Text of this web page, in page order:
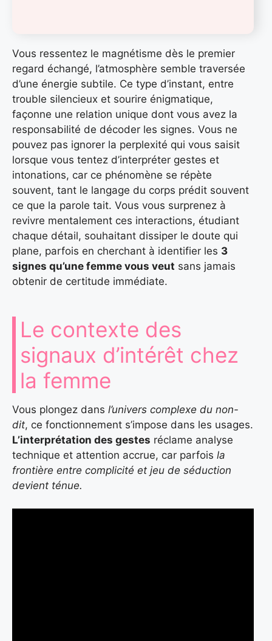
Vous ressentez le magnétisme dès le premier
regard échangé, l’atmosphère semble traversée
d’une énergie subtile. Ce type d’instant, entre
trouble silencieux et sourire énigmatique,
façonne une relation unique dont vous avez la
responsabilité de décoder les signes. Vous ne
pouvez pas ignorer la perplexité qui vous saisit
lorsque vous tentez d’interpréter gestes et
intonations, car ce phénomène se répète
souvent, tant le langage du corps prédit souvent
ce que la parole tait. Vous vous surprenez à
revivre mentalement ces interactions, étudiant
chaque détail, souhaitant dissiper le doute qui
plane, parfois en cherchant à identifier les 3
signes qu’une femme vous veut sans jamais
obtenir de certitude immédiate.
Le contexte des
signaux d’intérêt chez
la femme
Vous plongez dans l’univers complexe du non-
dit, ce fonctionnement s’impose dans les usages.
L’interprétation des gestes réclame analyse
technique et attention accrue, car parfois la
frontière entre complicité et jeu de séduction
devient ténue.